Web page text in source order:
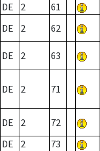
DE 2 61
DE
2 62
DE 2 63
DE 2 71
DE 2 72
DE
2 73